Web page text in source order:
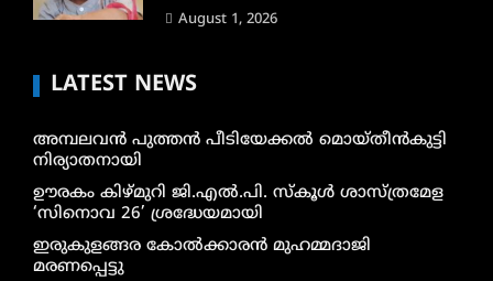
August 1, 2026
LATEST NEWS
അമ്പലവൻ പുത്തൻ പീടിയേക്കൽ മൊയ്തീൻകുട്ടി
നിര്യാതനായി
ഊരകം കിഴ്മുറി ജി.എൽ.പി. സ്കൂൾ ശാസ്ത്രമേള
‘സിനൊവ 26’ ശ്രദ്ധേയമായി
ഇരുകുളങ്ങര കോൽക്കാരൻ മുഹമ്മദാജി
മരണപ്പെട്ടു